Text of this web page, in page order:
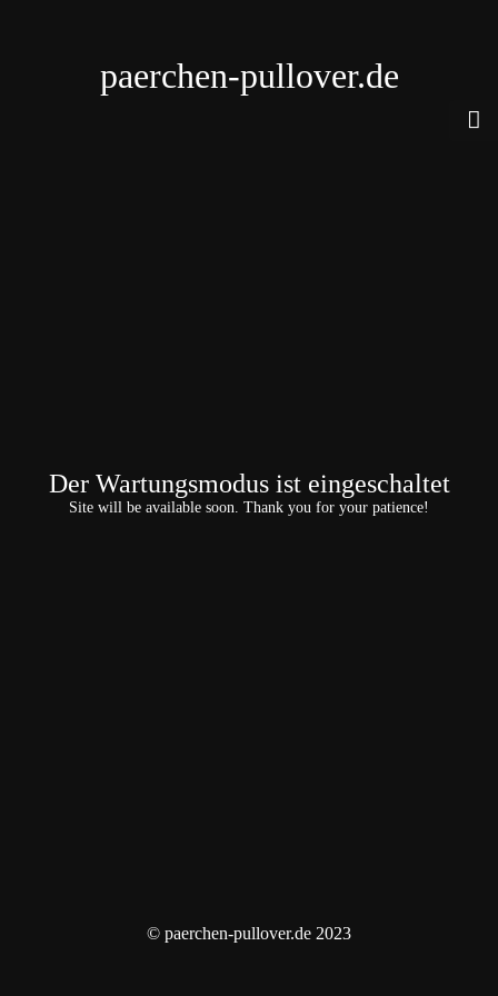
paerchen-pullover.de
Der Wartungsmodus ist eingeschaltet
Site will be available soon. Thank you for your patience!
© paerchen-pullover.de 2023